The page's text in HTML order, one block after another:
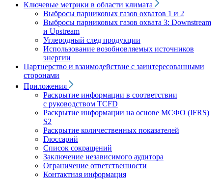
Ключевые метрики в области климата
Выбросы парниковых газов охватов 1 и 2
Выбросы парниковых газов охвата 3: Downstream
и Upstream
Углеродный след продукции
Использование возобновляемых источников
энергии
Партнерство и взаимодействие с заинтересованными
сторонами
Приложения
Раскрытие информации в соответствии
с руководством TCFD
Раскрытие информации на основе МСФО (IFRS)
S2
Раскрытие количественных показателей
Глоссарий
Список сокращений
Заключение независимого аудитора
Ограничение ответственности
Контактная информация